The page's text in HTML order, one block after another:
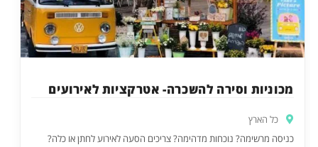
מכוניות וסירה להשכרה- אטרקציות לאירועים
כל הארץ
כניסה מרשימה? נוכחות מדהימה? צריכים הסעה לאירוע לחתן או כלה?